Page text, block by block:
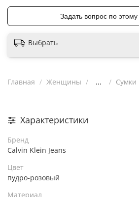
Задать вопрос по этому
Выбрать
Главная Женщины ... Сумки
Характеристики
Бренд
Calvin Klein Jeans
Цвет
пудро-розовый
Материал